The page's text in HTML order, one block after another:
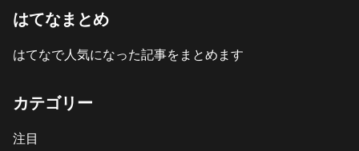
はてなまとめ
はてなで人気になった記事をまとめます
カテゴリー
注目